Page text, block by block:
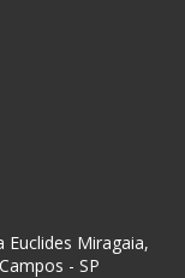
Miragaia,
- SP